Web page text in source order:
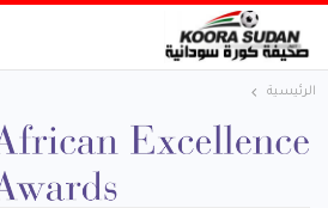
الرئيسية